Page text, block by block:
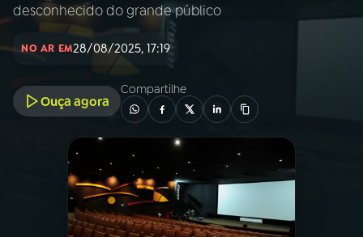
AO VIVO
PROGRAMAÇÃO
PROGRAMAS
desconhecido do grande público
NO AR EM28/08/2025, 17:19
Ouça agora
Compartilhe